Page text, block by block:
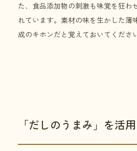
た、食品添加物の刺激も味覚を狂わ
れています。素材の味を生かした薄
成のキホンだと覚えておいてくださ
「だしのうまみ」を活